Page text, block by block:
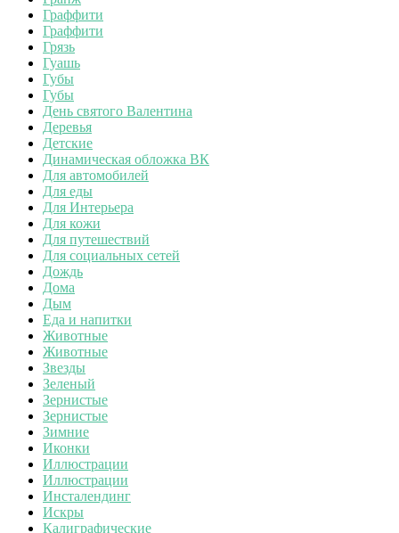
Граффити
Граффити
Грязь
Гуашь
Губы
Губы
День святого Валентина
Деревья
Детские
Динамическая обложка ВК
Для автомобилей
Для еды
Для Интерьера
Для кожи
Для путешествий
Для социальных сетей
Дождь
Дома
Дым
Еда и напитки
Животные
Животные
Звезды
Зеленый
Зернистые
Зернистые
Зимние
Иконки
Иллюстрации
Иллюстрации
Инсталендинг
Искры
Калиграфические